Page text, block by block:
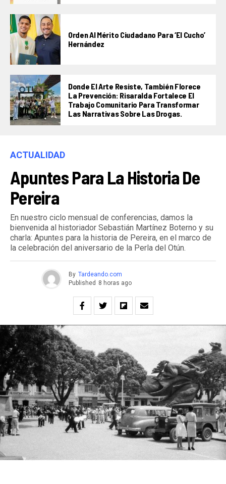
Orden Al Mérito Ciudadano Para ‘El Cucho’
Hernández
Donde El Arte Resiste, También Florece
La Prevención: Risaralda Fortalece El
Trabajo Comunitario Para Transformar
Las Narrativas Sobre Las Drogas.
ACTUALIDAD
Apuntes Para La Historia De
Pereira
En nuestro ciclo mensual de conferencias, damos la
bienvenida al historiador Sebastián Martínez Boterno y su
charla: Apuntes para la historia de Pereira, en el marco de
la celebración del aniversario de la Perla del Otún.
By Tardeando.com
Published 8 horas ago